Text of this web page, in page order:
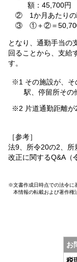
額：45,700円
② 1か月あたりの
③ ①＋②＝
となり、通勤手当の
回ることから、支給
す。
※1 その施設が、そ
駅、停留所その
※2 片道通勤距離が
［参考］
法9、所令20の2、所
改正に関するQ&A（
※文書作成日時点での法令に
本情報の転載および著作権
お
税